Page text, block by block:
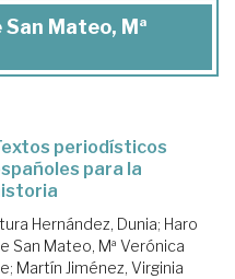
Mateo, Mª
periodísticos
para la
Hernández, Dunia; Haro
San Mateo, Mª Verónica
; Martín Jiménez, Virginia